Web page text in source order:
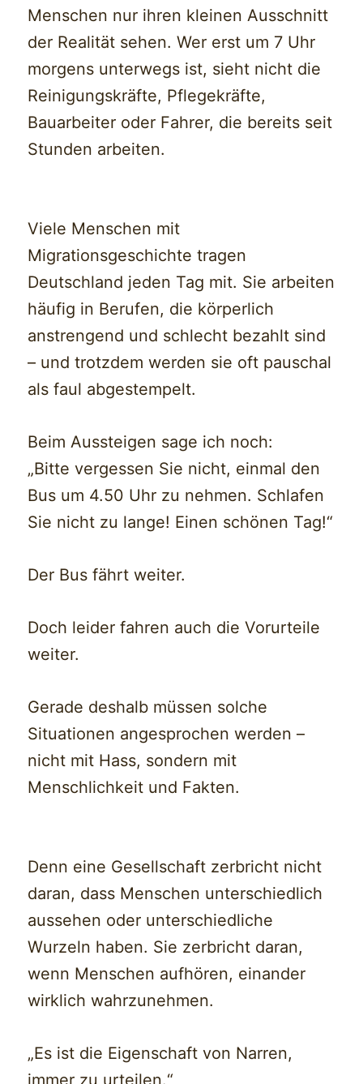
Menschen nur ihren kleinen Ausschnitt
der Realität sehen. Wer erst um 7 Uhr
morgens unterwegs ist, sieht nicht die
Reinigungskräfte, Pflegekräfte,
Bauarbeiter oder Fahrer, die bereits seit
Stunden arbeiten.
Viele Menschen mit
Migrationsgeschichte tragen
Deutschland jeden Tag mit. Sie arbeiten
häufig in Berufen, die körperlich
anstrengend und schlecht bezahlt sind
– und trotzdem werden sie oft pauschal
als faul abgestempelt.
Beim Aussteigen sage ich noch:
„Bitte vergessen Sie nicht, einmal den
Bus um 4.50 Uhr zu nehmen. Schlafen
Sie nicht zu lange! Einen schönen Tag!“
Der Bus fährt weiter.
Doch leider fahren auch die Vorurteile
weiter.
Gerade deshalb müssen solche
Situationen angesprochen werden –
nicht mit Hass, sondern mit
Menschlichkeit und Fakten.
Denn eine Gesellschaft zerbricht nicht
daran, dass Menschen unterschiedlich
aussehen oder unterschiedliche
Wurzeln haben. Sie zerbricht daran,
wenn Menschen aufhören, einander
wirklich wahrzunehmen.
„Es ist die Eigenschaft von Narren,
immer zu urteilen.“